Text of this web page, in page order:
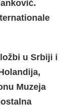
u Srbiji i
Muzeja